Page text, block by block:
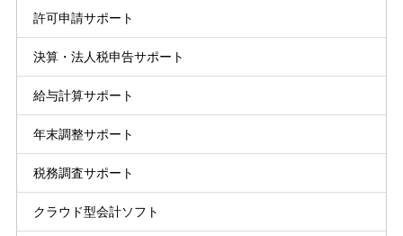
許可申請サポート
決算・法人税申告サポート
給与計算サポート
年末調整サポート
税務調査サポート
クラウド型会計ソフト